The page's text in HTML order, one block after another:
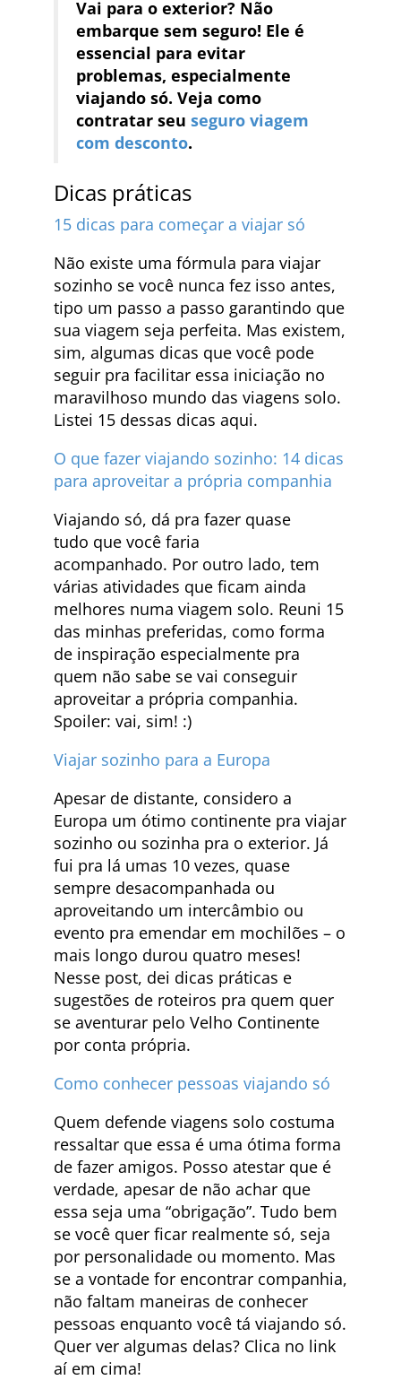
Vai para o exterior? Não
embarque sem seguro! Ele é
essencial para evitar
problemas, especialmente
viajando só. Veja como
contratar seu seguro viagem
com desconto.
Dicas práticas
15 dicas para começar a viajar só
Não existe uma fórmula para viajar
sozinho se você nunca fez isso antes,
tipo um passo a passo garantindo que
sua viagem seja perfeita. Mas existem,
sim, algumas dicas que você pode
seguir pra facilitar essa iniciação no
maravilhoso mundo das viagens solo.
Listei 15 dessas dicas aqui.
O que fazer viajando sozinho: 14 dicas
para aproveitar a própria companhia
Viajando só, dá pra fazer quase
tudo que você faria
acompanhado. Por outro lado, tem
várias atividades que ficam ainda
melhores numa viagem solo. Reuni 15
das minhas preferidas, como forma
de inspiração especialmente pra
quem não sabe se vai conseguir
aproveitar a própria companhia.
Spoiler: vai, sim! :)
Viajar sozinho para a Europa
Apesar de distante, considero a
Europa um ótimo continente pra viajar
sozinho ou sozinha pra o exterior. Já
fui pra lá umas 10 vezes, quase
sempre desacompanhada ou
aproveitando um intercâmbio ou
evento pra emendar em mochilões – o
mais longo durou quatro meses!
Nesse post, dei dicas práticas e
sugestões de roteiros pra quem quer
se aventurar pelo Velho Continente
por conta própria.
Como conhecer pessoas viajando só
Quem defende viagens solo costuma
ressaltar que essa é uma ótima forma
de fazer amigos. Posso atestar que é
verdade, apesar de não achar que
essa seja uma “obrigação”. Tudo bem
se você quer ficar realmente só, seja
por personalidade ou momento. Mas
se a vontade for encontrar companhia,
não faltam maneiras de conhecer
pessoas enquanto você tá viajando só.
Quer ver algumas delas? Clica no link
aí em cima!